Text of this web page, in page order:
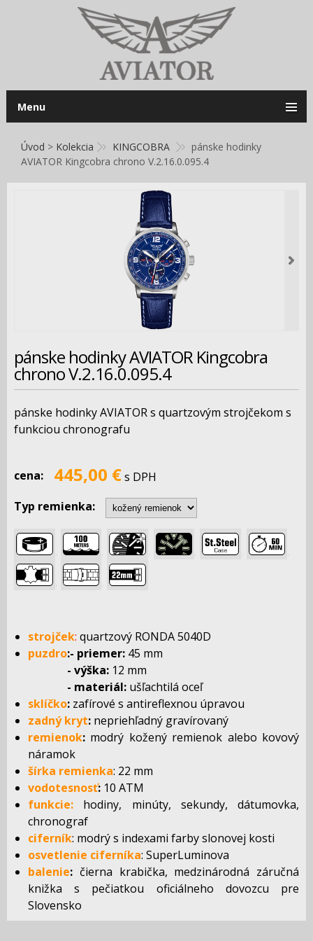
Úvod > Kolekcia KINGCOBRA
pánske hodinky
AVIATOR Kingcobra chrono V.2.16.0.095.4
pánske hodinky AVIATOR Kingcobra
chrono V.2.16.0.095.4
pánske hodinky AVIATOR s quartzovým strojčekom s
funkciou chronografu
cena: 445,00 €s DPH
Typ remienka:
strojček: quartzový RONDA 5040D
puzdro:- priemer: 45 mm
- výška: 12 mm
- materiál: ušľachtilá oceľ
sklíčko: zafírové s antireflexnou úpravou
zadný kryt: nepriehľadný gravírovaný
remienok: modrý kožený remienok alebo kovový
náramok
šírka remienka: 22 mm
vodotesnosť: 10 ATM
funkcie:
hodiny, minúty, sekundy, dátumovka,
chronograf
ciferník: modrý s indexami farby slonovej kosti
osvetlenie ciferníka: SuperLuminova
balenie: čierna krabička, medzinárodná záručná
knižka s pečiatkou oficiálneho dovozcu pre
Slovensko
Menu